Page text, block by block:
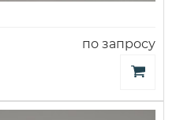
по запросу